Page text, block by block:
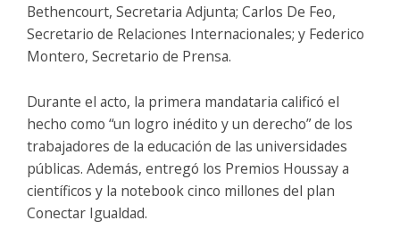
Bethencourt, Secretaria Adjunta; Carlos De Feo,
Secretario de Relaciones Internacionales; y Federico
Montero, Secretario de Prensa.
Durante el acto, la primera mandataria calificó el
hecho como “un logro inédito y un derecho” de los
trabajadores de la educación de las universidades
públicas. Además, entregó los Premios Houssay a
científicos y la notebook cinco millones del plan
Conectar Igualdad.